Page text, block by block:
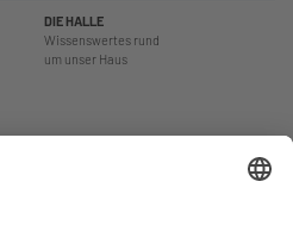
DIE HALLE
Wissenswertes rund
um unser Haus